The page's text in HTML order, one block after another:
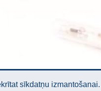
sīkdatņu izmantošanai.